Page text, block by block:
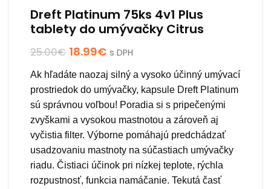
Dreft Platinum 75ks 4v1 Plus
tablety do umývačky Citrus
25.00€ 18.99€ s DPH
Ak hľadáte naozaj silný a vysoko účinný umývací
prostriedok do umývačky, kapsule Dreft Platinum
sú správnou voľbou! Poradia si s pripečenými
zvyškami a vysokou mastnotou a zároveň aj
vyčistia filter. Výborne pomáhajú predchádzať
usadzovaniu mastnoty na súčastiach umývačky
riadu. Čistiaci účinok pri nízkej teplote, rýchla
rozpustnosť, funkcia namáčanie. Tekutá časť